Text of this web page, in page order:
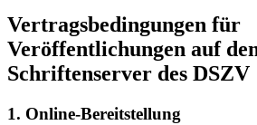
Vertragsbedingungen für
Veröffentlichungen auf
Schriftenserver des DSZV
1. Online-Bereitstellung